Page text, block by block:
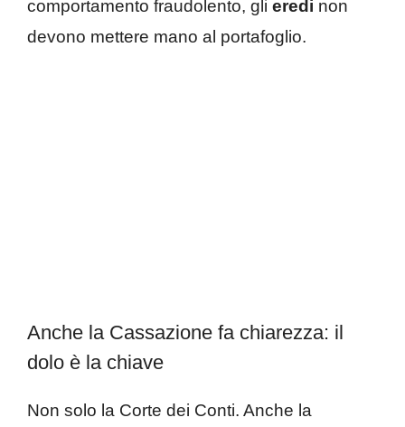
comportamento fraudolento, gli eredi non
devono mettere mano al portafoglio.
Anche la Cassazione fa chiarezza: il
dolo è la chiave
Non solo la Corte dei Conti. Anche la